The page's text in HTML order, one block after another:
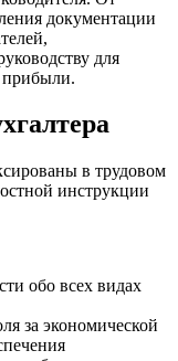
документации
для
прибыли.
в трудовом
инструкции
обо всех видах
за экономической